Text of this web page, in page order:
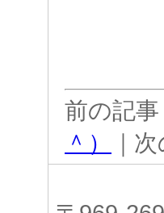
前の記事
＾）
｜